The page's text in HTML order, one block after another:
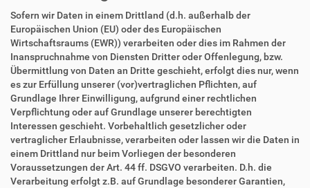
Sofern wir Daten in einem Drittland (d.h. außerhalb der
Europäischen Union (EU) oder des Europäischen
Wirtschaftsraums (EWR)) verarbeiten oder dies im Rahmen der
Inanspruchnahme von Diensten Dritter oder Offenlegung, bzw.
Übermittlung von Daten an Dritte geschieht, erfolgt dies nur, wenn
es zur Erfüllung unserer (vor)vertraglichen Pflichten, auf
Grundlage Ihrer Einwilligung, aufgrund einer rechtlichen
Verpflichtung oder auf Grundlage unserer berechtigten
Interessen geschieht. Vorbehaltlich gesetzlicher oder
vertraglicher Erlaubnisse, verarbeiten oder lassen wir die Daten in
einem Drittland nur beim Vorliegen der besonderen
Voraussetzungen der Art. 44 ff. DSGVO verarbeiten. D.h. die
Verarbeitung erfolgt z.B. auf Grundlage besonderer Garantien,